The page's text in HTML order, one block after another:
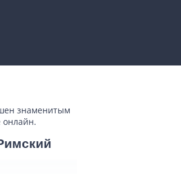
знаменитым
онлайн.